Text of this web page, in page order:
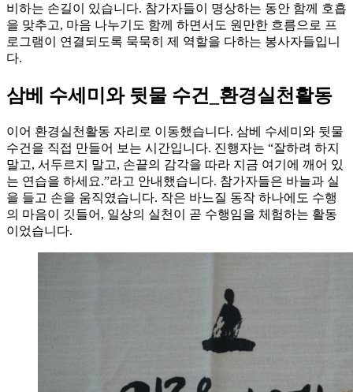
비하는 손길이 있습니다. 참가자들이 명상하는 동안 함께 호흡
을 맞추고, 마음 나누기도 함께 하면서도 원만한 흐름으로 프
로그램이 연결되도록 묵묵히 제 역할을 다하는 봉사자들입니
다.
삼베 수세미와 뒷물 수건_환경실천활동
이어 환경실천활동 자리로 이동했습니다. 삼베 수세미와 뒷물
수건을 직접 만들어 보는 시간입니다. 진행자는 “잘하려 하지
말고, 서두르지 말고, 손끝의 감각을 따라 지금 여기에 깨어 있
는 연습을 하세요.”라고 안내했습니다. 참가자들은 바늘과 실
을 들고 손을 움직였습니다. 작은 바느질 동작 하나에도 수행
의 마음이 깃들어, 일상의 실천이 곧 수행임을 체험하는 활동
이었습니다.